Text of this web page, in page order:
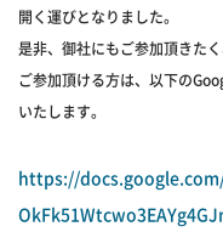
開く運びとなりました。
是非、御社にもご参加頂きた
ご参加頂ける方は、以下の
いたします。
https://